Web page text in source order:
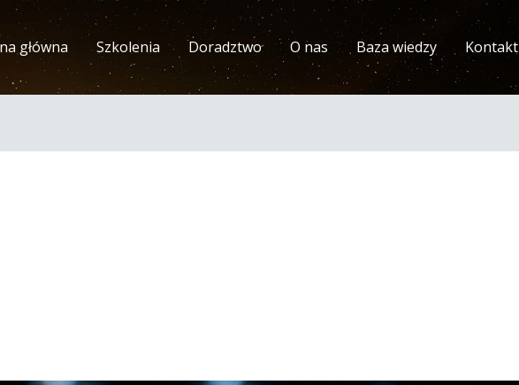
główna Szkolenia Doradztwo O nas Baza wiedzy Kontakt